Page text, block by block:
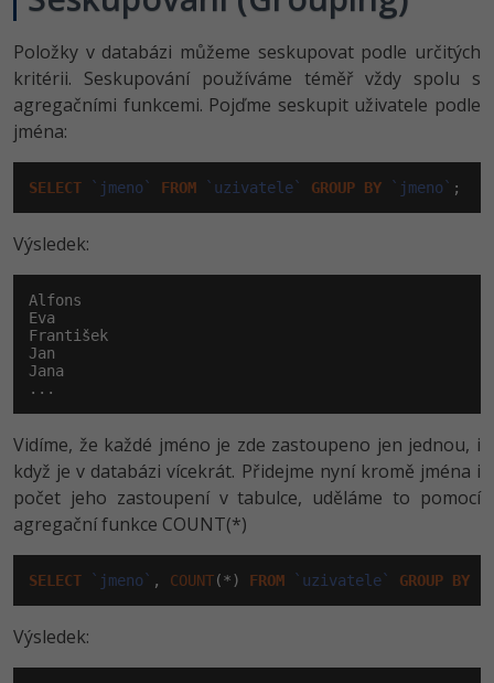
Položky v databázi můžeme seskupovat podle určitých
kritérii. Seskupování používáme téměř vždy spolu s
agregačními funkcemi. Pojďme seskupit uživatele podle
jména:
SELECT `jmeno` FROM `uzivatele` GROUP BY `jmeno` ;
Výsledek:
Alfons
Eva
František
Jan
Jana
...
Vidíme, že každé jméno je zde zastoupeno jen jednou, i
když je v databázi vícekrát. Přidejme nyní kromě jména i
počet jeho zastoupení v tabulce, uděláme to pomocí
agregační funkce COUNT(*)
SELECT `jmeno` , COUNT(*) FROM `uzivatele` GROUP BY
Výsledek: